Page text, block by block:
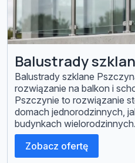
Balustrady
Balustrady szklane
rozwiązanie na balkon i
Pszczynie to rozwiązanie
domach jednorodzinnych,
budynkach
szkła hartowanego lub
zachować lekkość
dostępu światła.
Zobacz ofertę